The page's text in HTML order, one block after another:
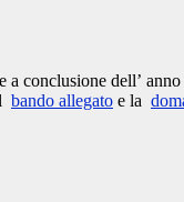
a conclusione dell’
bando allegato e la